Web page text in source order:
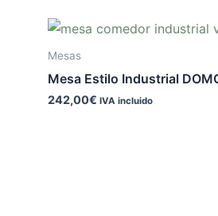
Mesas
Mesa Estilo Industrial
242,00€ IVA incluido